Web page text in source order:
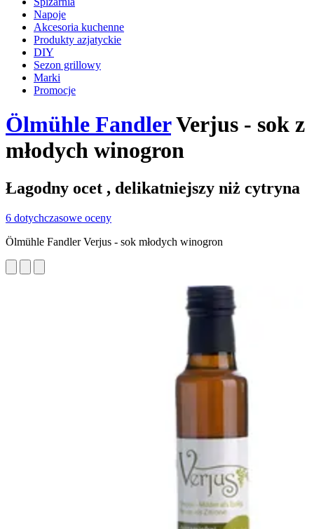
Napoje
Akcesoria kuchenne
Produkty azjatyckie
DIY
Sezon grillowy
Marki
Promocje
Ölmühle FandlerVerjus - sok z
młodych winogron
Łagodny ocet , delikatniejszy niż cytryna
6 dotychczasowe oceny
Ölmühle Fandler Verjus - sok młodych winogron